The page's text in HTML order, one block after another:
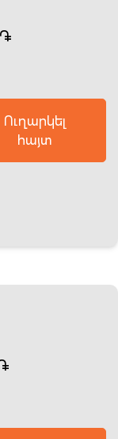
Ուղարկել
հայտ